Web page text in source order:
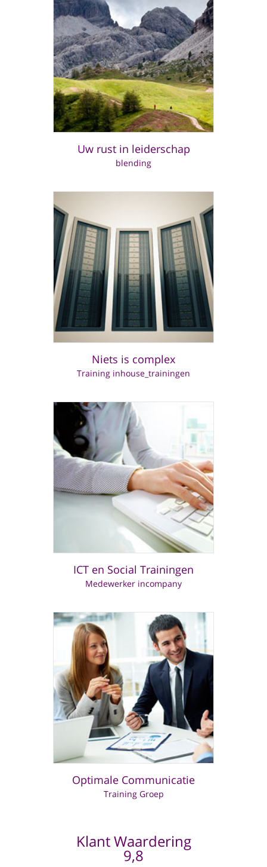
Uw rust in leiderschap
blending
Niets is complex
Training inhouse_trainingen
ICT en Social Trainingen
Medewerker incompany
Optimale Communicatie
Training Groep
Klant Waardering
9,8